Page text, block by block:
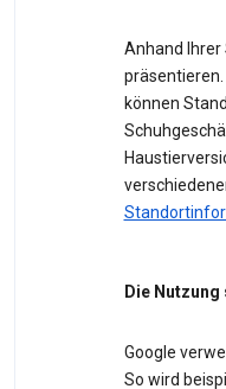
Anhand
präsentieren.
können
Die
Google
So wird